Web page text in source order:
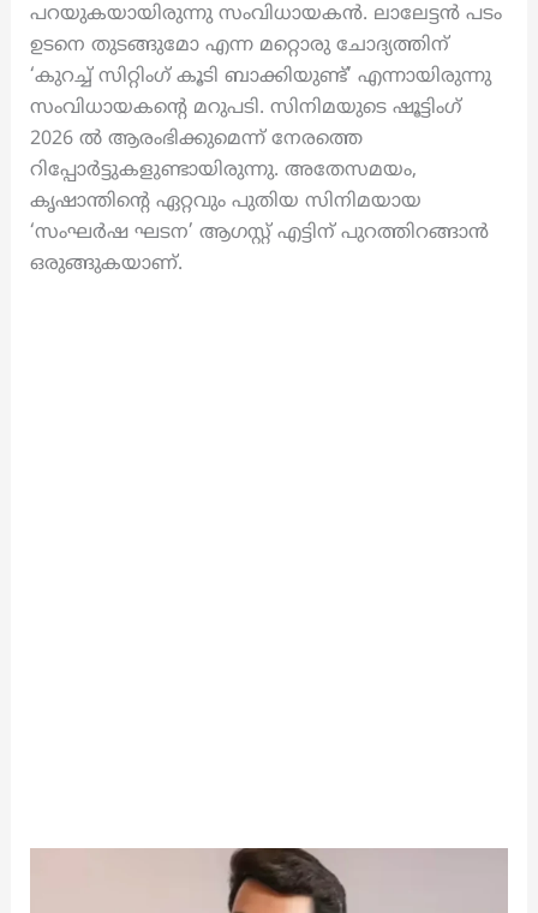
പറയുകയായിരുന്നു സംവിധായകൻ. ലാലേട്ടൻ പടം
ഉടനെ തുടങ്ങുമോ എന്ന മറ്റൊരു ചോദ്യത്തിന്
‘കുറച്ച് സിറ്റിംഗ് കൂടി ബാക്കിയുണ്ട്’ എന്നായിരുന്നു
സംവിധായകന്റെ മറുപടി. സിനിമയുടെ ഷൂട്ടിംഗ്
2026 ൽ ആരംഭിക്കുമെന്ന് നേരത്തെ
റിപ്പോർട്ടുകളുണ്ടായിരുന്നു. അതേസമയം,
കൃഷാന്തിന്റെ ഏറ്റവും പുതിയ സിനിമയായ
‘സംഘർഷ ഘടന’ ആഗസ്റ്റ് എട്ടിന് പുറത്തിറങ്ങാൻ
ഒരുങ്ങുകയാണ്.